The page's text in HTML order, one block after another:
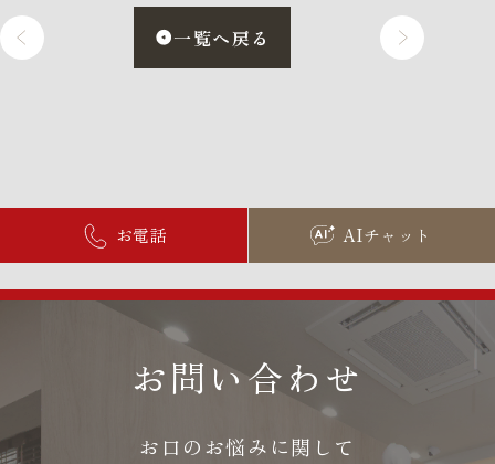
一覧へ戻る
お電話 AIチャット
お問い合わせ
お口のお悩みに関して